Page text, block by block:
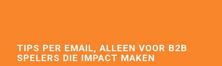
TIPS PER EMAIL, ALLEEN VOOR B2B
SPELERS DIE IMPACT MAKEN